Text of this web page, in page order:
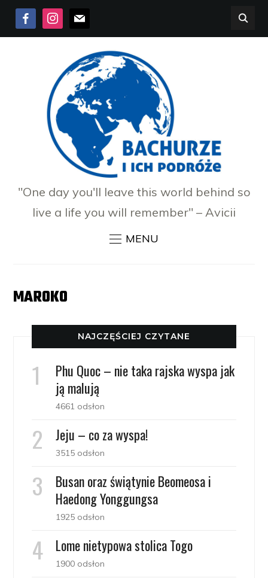
FACEBOOKINSTAGRAM
MAIL
"One day you'll leave this world behind so
live a life you will remember" – Avicii
MENU
MAROKO
NAJCZĘŚCIEJ CZYTANE
Phu Quoc – nie taka rajska wyspa jak
ją malują
4661 odsłon
Jeju – co za wyspa!
3515 odsłon
Busan oraz świątynie Beomeosa i
Haedong Yonggungsa
1925 odsłon
Lome nietypowa stolica Togo
1900 odsłon